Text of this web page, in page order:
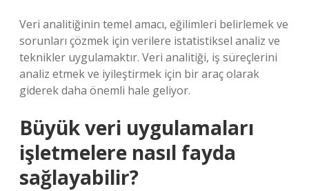
Veri analitiğinin temel amacı, eğilimleri belirlemek ve
sorunları çözmek için verilere istatistiksel analiz ve
teknikler uygulamaktır. Veri analitiği, iş süreçlerini
analiz etmek ve iyileştirmek için bir araç olarak
giderek daha önemli hale geliyor.
Büyük veri uygulamaları
işletmelere nasıl fayda
sağlayabilir?